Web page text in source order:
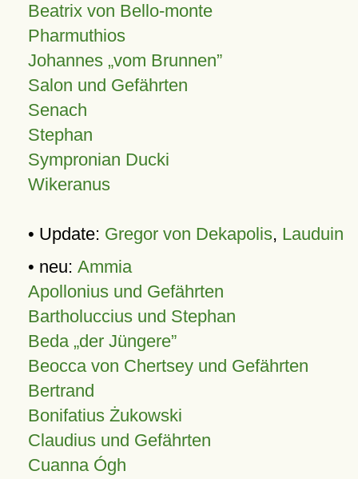
Beatrix von Bello-monte
Pharmuthios
Johannes vom Brunnen
Salon und Gefährten
Senach
Stephan
Sympronian Ducki
Wikeranus
• Update: Gregor von Dekapolis, Lauduin
• neu: Ammia
Apollonius und Gefährten
Bartholuccius und Stephan
Beda „der Jüngere”
Beocca von Chertsey und Gefährten
Bertrand
Bonifatius Żukowski
Claudius und Gefährten
Cuanna Ógh